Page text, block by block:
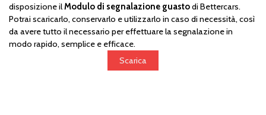
disposizione ilModulo di segnalazione guastodi Bettercars.
Potrai scaricarlo, conservarlo e utilizzarlo in caso di necessità, così
da avere tutto il necessario per effettuare la segnalazione in
modo rapido, semplice e efficace.
Scarica